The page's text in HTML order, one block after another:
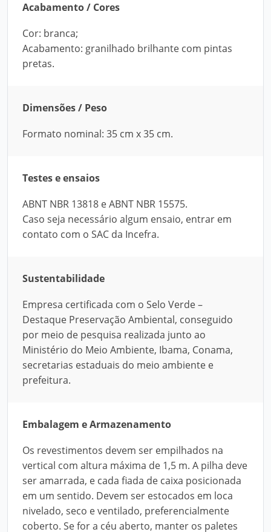
Acabamento / Cores
Cor: branca;
Acabamento: granilhado brilhante com pintas
pretas.
Dimensões / Peso
Formato nominal: 35 cm x 35 cm.
Testes e ensaios
ABNT NBR 13818 e ABNT NBR 15575.
Caso seja necessário algum ensaio, entrar em
contato com o SAC da Incefra.
Sustentabilidade
Empresa certificada com o Selo Verde –
Destaque Preservação Ambiental, conseguido
por meio de pesquisa realizada junto ao
Ministério do Meio Ambiente, Ibama, Conama,
secretarias estaduais do meio ambiente e
prefeitura.
Embalagem e Armazenamento
Os revestimentos devem ser empilhados na
vertical com altura máxima de 1,5 m. A pilha deve
ser amarrada, e cada fiada de caixa posicionada
em um sentido. Devem ser estocados em loca
nivelado, seco e ventilado, preferencialmente
coberto. Se for a céu aberto, manter os paletes